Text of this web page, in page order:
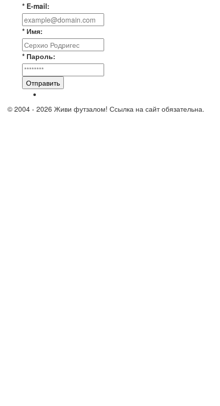
* E-mail:
* Имя:
* Пароль:
Отправить
© 2004 - 2026 Живи футзалом! Ссылка на сайт обязательна.